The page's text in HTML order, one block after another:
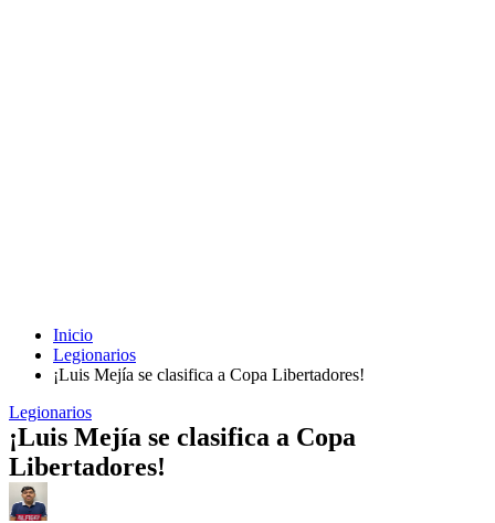
Inicio
Legionarios
¡Luis Mejía se clasifica a Copa Libertadores!
Legionarios
¡Luis Mejía se clasifica a Copa
Libertadores!